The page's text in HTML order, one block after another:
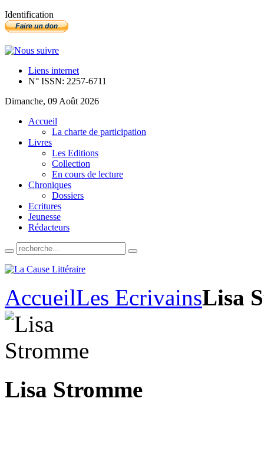
Identification
Liens internet
N° ISSN: 2257-6711
Dimanche, 09 Août 2026
Accueil
La charte de participation
Livres
Les Editions
Collection
En cours de lecture
Chroniques
Dossiers
Ecritures
Jeunesse
Rédacteurs
AccueilLes EcrivainsLisa
Lisa Stromme